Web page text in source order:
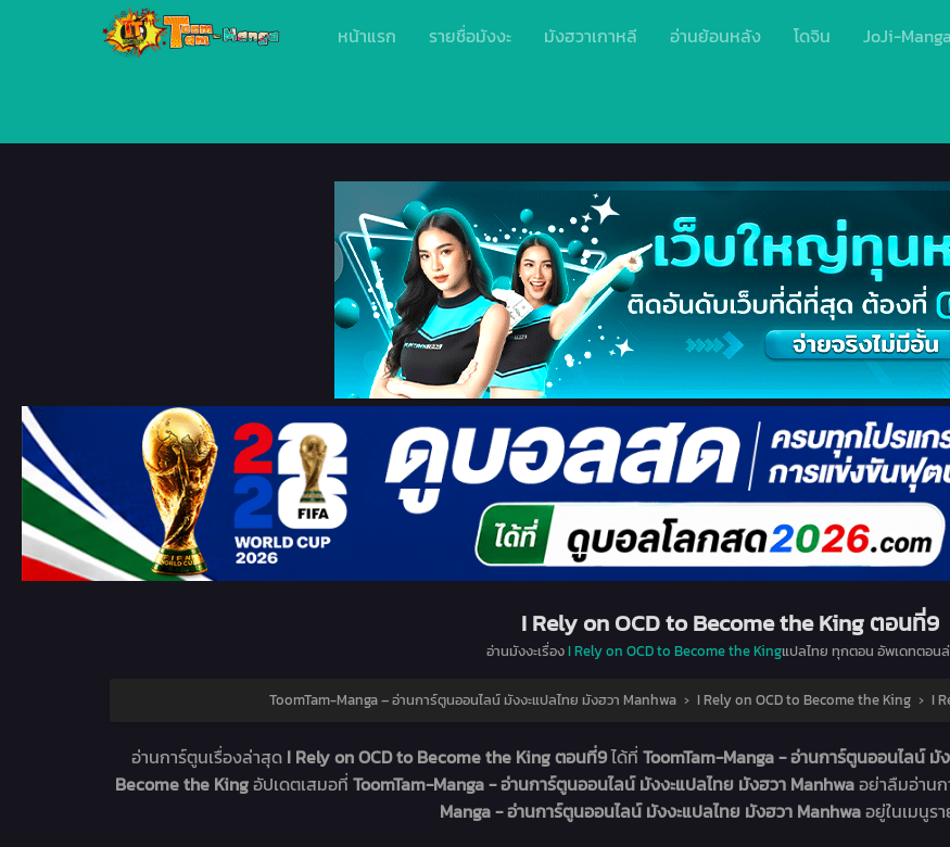
หน้าแรก รายชื่อมังงะ มังฮวาเกาหลี อ่านย้อนหลัง โดจิน JoJi-Manga
I Rely on OCD to Become the King ตอนที่9
อ่านมังงะเรื่องI Rely on OCD to Become the Kingแปลไทย ทุกตอน อัพเดทตอน
ToomTam-Manga – อ่านการ์ตูนออนไลน์ มังงะแปลไทย มังฮวา Manhwa › I Rely on OCD to Become the King › I
อ่านการ์ตูนเรื่องล่าสุด I Rely on OCD to Become the King ตอนที่9ได้ที่ ToomTam-Manga - อ่านการ์ตูนออนไลน์ มั
Become the Kingอัปเดตเสมอที่ ToomTam-Manga - อ่านการ์ตูนออนไลน์ มังงะแปลไทย มังฮวา Manhwaอย่าลืมอ่าน
Manga - อ่านการ์ตูนออนไลน์ มังงะแปลไทย มังฮวา Manhwaอยู่ในเมนูร